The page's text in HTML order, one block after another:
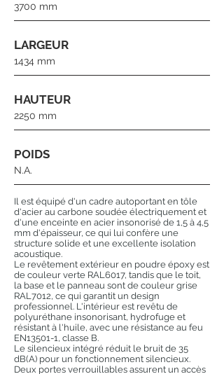
3700 mm
LARGEUR
1434 mm
HAUTEUR
2250 mm
POIDS
N.A.
Il est équipé d'un cadre autoportant en tôle
d'acier au carbone soudée électriquement et
d'une enceinte en acier insonorisé de 1,5 à 4,5
mm d'épaisseur, ce qui lui confère une
structure solide et une excellente isolation
acoustique.
Le revêtement extérieur en poudre époxy est
de couleur verte RAL6017, tandis que le toit,
la base et le panneau sont de couleur grise
RAL7012, ce qui garantit un design
professionnel. L'intérieur est revêtu de
polyuréthane insonorisant, hydrofuge et
résistant à l'huile, avec une résistance au feu
EN13501-1, classe B.
Le silencieux intégré réduit le bruit de 35
dB(A) pour un fonctionnement silencieux.
Deux portes verrouillables assurent un accès